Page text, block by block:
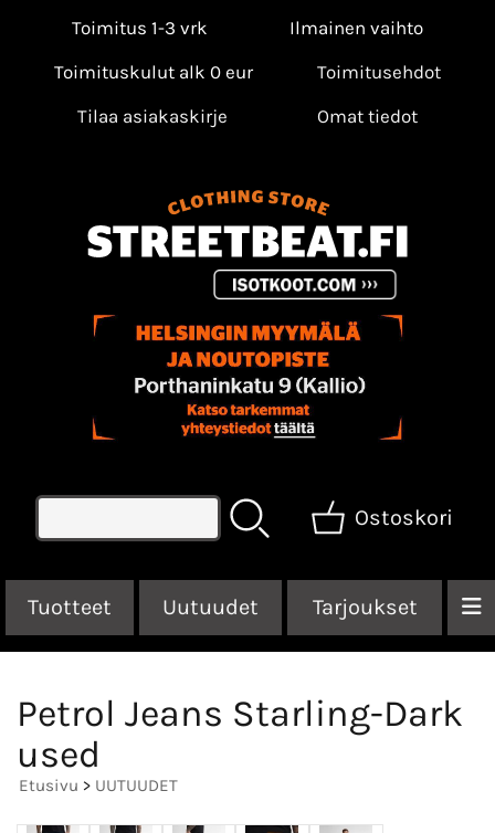
Toimitus 1-3 vrk
Ilmainen vaihto
Toimituskulut alk 0 eur
Toimitusehdot
Tilaa asiakaskirje
Omat tiedot
Ostoskori
Tuotteet Uutuudet Tarjoukset
Petrol Jeans Starling-Dark
used
Etusivu > UUTUUDET